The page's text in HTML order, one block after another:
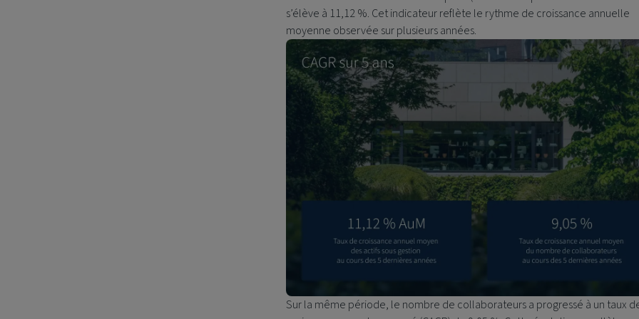
s’élève à 11,12 %. Cet indicateur reflète le rythme de croissance annuelle
moyenne observée sur plusieurs années.
Sur la même période, le nombre de collaborateurs a progressé à un taux